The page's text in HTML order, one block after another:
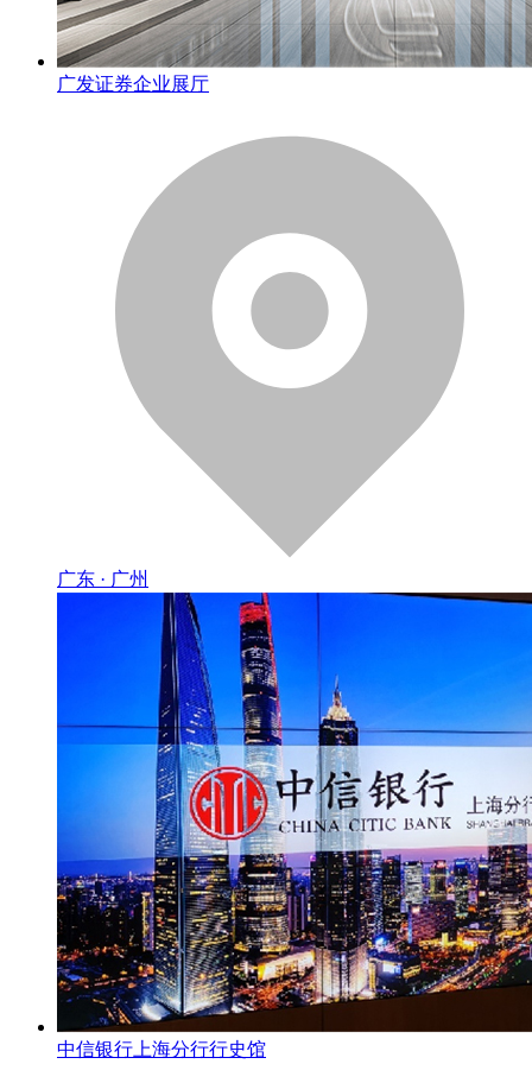
广发证券企业展厅
广东 · 广州
中信银行上海分行行史馆